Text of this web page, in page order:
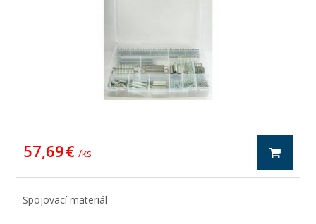
57,69 € / ks
Spojovací materiál